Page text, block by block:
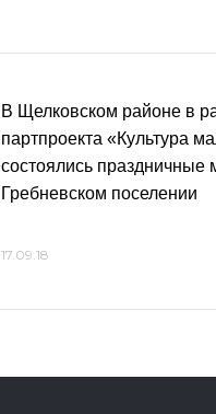
В Щелковском районе в
партпроекта «Культура
состоялись праздничные
Гребневском поселении
17.09.18